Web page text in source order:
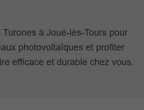
à Joué-lès-Tours pour
photovoltaïques et profiter
efficace et durable chez vous.